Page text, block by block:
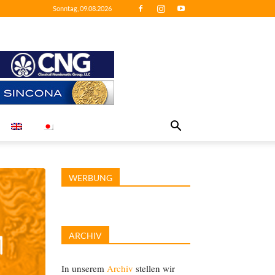
Sonntag, 09.08.2026
WERBUNG
ARCHIV
In unserem Archiv stellen wir